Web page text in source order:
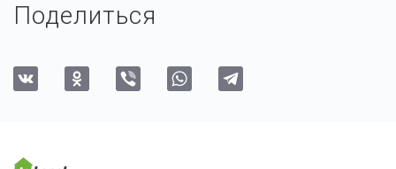
Поделиться